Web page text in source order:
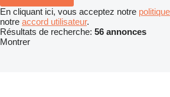
En cliquant ici, vous acceptez notre
notre accord utilisateur.
Résultats de recherche: 56 annonces
Montrer